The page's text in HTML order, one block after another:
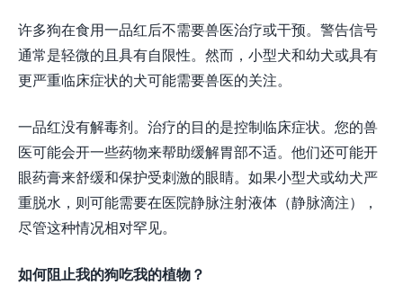
许多狗在食用一品红后不需要兽医治疗或干预。警告信号
通常是轻微的且具有自限性。然而，小型犬和幼犬或具有
更严重临床症状的犬可能需要兽医的关注。
一品红没有解毒剂。治疗的目的是控制临床症状。您的兽
医可能会开一些药物来帮助缓解胃部不适。他们还可能开
眼药膏来舒缓和保护受刺激的眼睛。如果小型犬或幼犬严
重脱水，则可能需要在医院静脉注射液体（静脉滴注），
尽管这种情况相对罕见。
如何阻止我的狗吃我的植物？